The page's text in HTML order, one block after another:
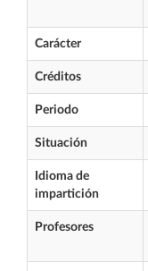
Carácter
Créditos
Periodo
Situación
Idioma de
impartición
Profesores